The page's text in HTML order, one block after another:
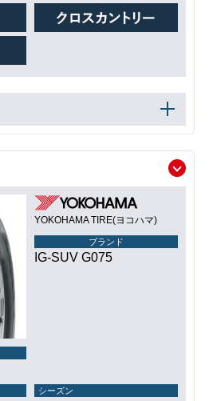
YOKOHAMA TIRE(ヨコハマ)
ブランド
IG-SUV G075
シーズン